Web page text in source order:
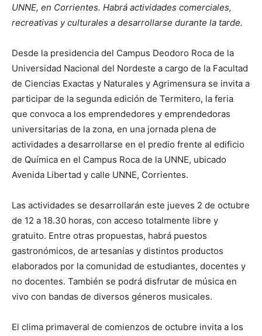
UNNE, en Corrientes. Habrá actividades comerciales,
recreativas y culturales a desarrollarse durante la tarde.
Desde la presidencia del Campus Deodoro Roca de la
Universidad Nacional del Nordeste a cargo de la Facultad
de Ciencias Exactas y Naturales y Agrimensura se invita a
participar de la segunda edición de Termitero, la feria
que convoca a los emprendedores y emprendedoras
universitarias de la zona, en una jornada plena de
actividades a desarrollarse en el predio frente al edificio
de Química en el Campus Roca de la UNNE, ubicado
Avenida Libertad y calle UNNE, Corrientes.
Las actividades se desarrollarán este jueves 2 de octubre
de 12 a 18.30 horas, con acceso totalmente libre y
gratuito. Entre otras propuestas, habrá puestos
gastronómicos, de artesanías y distintos productos
elaborados por la comunidad de estudiantes, docentes y
no docentes. También se podrá disfrutar de música en
vivo con bandas de diversos géneros musicales.
El clima primaveral de comienzos de octubre invita a los